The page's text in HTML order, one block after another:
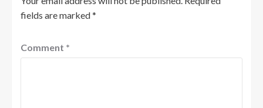
fields are marked*
Comment *